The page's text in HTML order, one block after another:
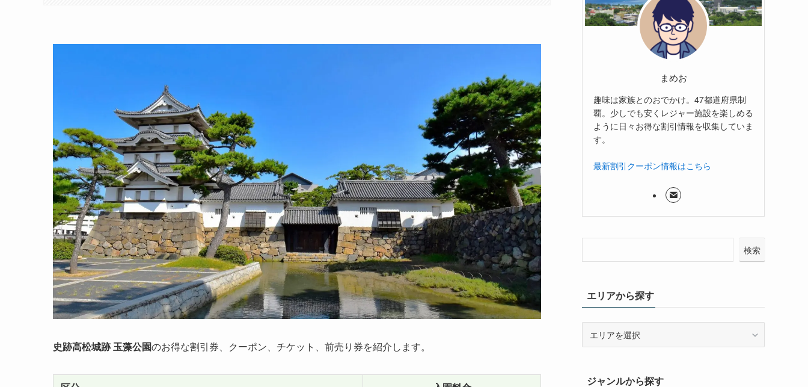
史跡高松城跡 玉藻公園のお得な割引券、クーポン、チケット、前売り券を紹介します。
まめお
趣味は家族とのおでかけ。47都道府県制
覇。少しでも安くレジャー施設を楽しめる
ように日々お得な割引情報を収集していま
す。
最新割引クーポン情報はこちら
検索
エリアから探す
らジャンルから探す